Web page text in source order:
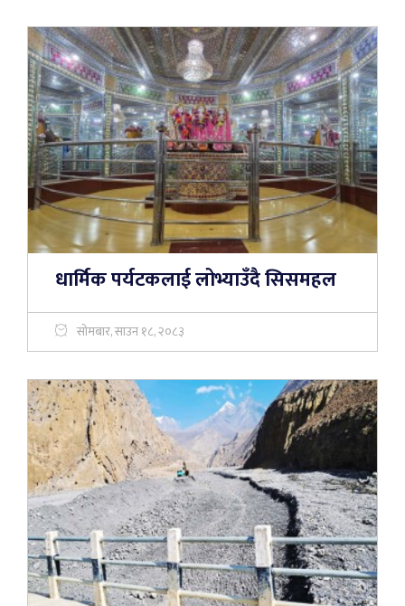
धार्मिक पर्यटकलाई लोभ्याउँदै सिसमहल
सोमबार, साउन १८, २०८३